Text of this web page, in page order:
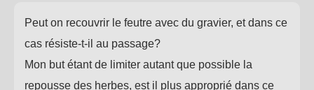
Peut on recouvrir le feutre avec du gravier, et dans ce
cas résiste-t-il au passage?
Mon but étant de limiter autant que possible la
repousse des herbes, est il plus approprié dans ce